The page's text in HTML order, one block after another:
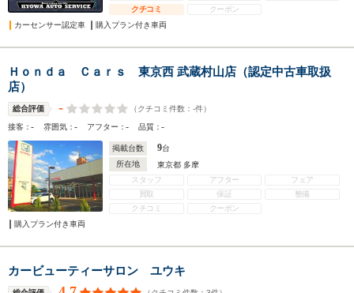
クチコミ
クーポン
カーセンサー認定車
購入プラン付き車両
Ｈｏｎｄａ Ｃａｒｓ 東京西 武蔵村山店（認定中古車取扱
店）
総合評価 - （クチコミ件数： -件）
接客：- 雰囲気：- アフター：- 品質：-
掲載台数 9台
所在地
東京都 多摩
スタッフ
アフター
フェア
買取
保証
整備
クチコミ
クーポン
購入プラン付き車両
カービューティーサロン ユウキ